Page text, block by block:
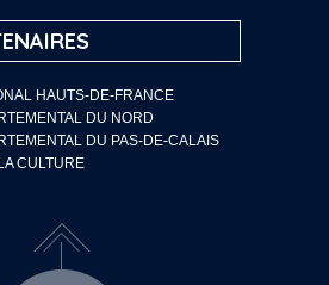
HAUTS-DE-FRANCE
DU NORD
DU PAS-DE-CALAIS
CULTURE